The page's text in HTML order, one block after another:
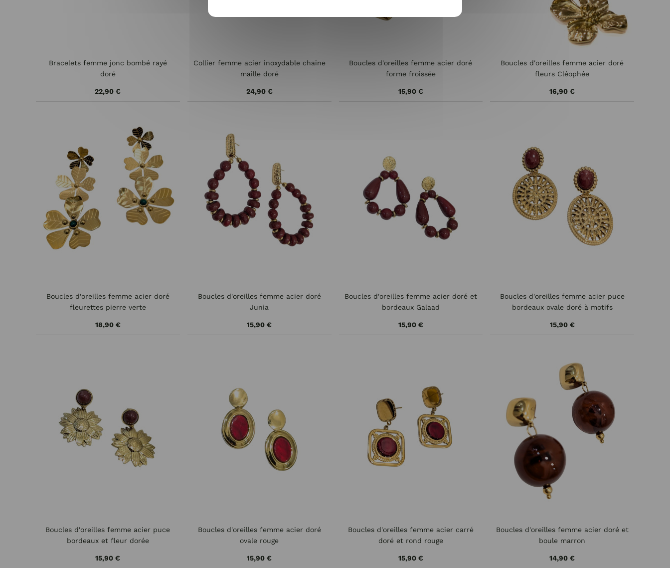
Bracelets femme jonc bombé rayé
doré
22,90 €
Collier femme acier inoxydable chaine
maille doré
24,90 €
Boucles d'oreilles femme acier doré
forme froissée
15,90 €
Boucles d'oreilles femme acier doré
fleurs Cléophée
16,90 €
Boucles d'oreilles femme acier doré
fleurettes pierre verte
18,90 €
Boucles d'oreilles femme acier doré
Junia
15,90 €
Boucles d'oreilles femme acier doré et
bordeaux Galaad
15,90 €
Boucles d'oreilles femme acier puce
bordeaux ovale doré à motifs
15,90 €
Boucles d'oreilles femme acier puce
bordeaux et fleur dorée
15,90 €
Boucles d'oreilles femme acier doré
ovale rouge
15,90 €
Boucles d'oreilles femme acier carré
doré et rond rouge
15,90 €
Boucles d'oreilles femme acier doré et
boule marron
14,90 €